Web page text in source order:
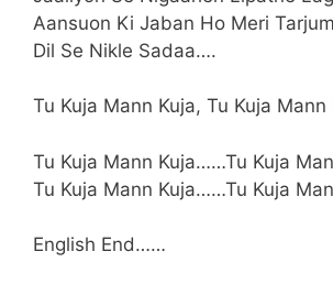
Aansuon Ki Jaban Ho Meri
Dil Se Nikle Sadaa….
Tu Kuja Mann Kuja, Tu Kuja Mann
Tu Kuja Mann Kuja……Tu Kuja
Tu Kuja Mann Kuja……Tu Kuja
English End……